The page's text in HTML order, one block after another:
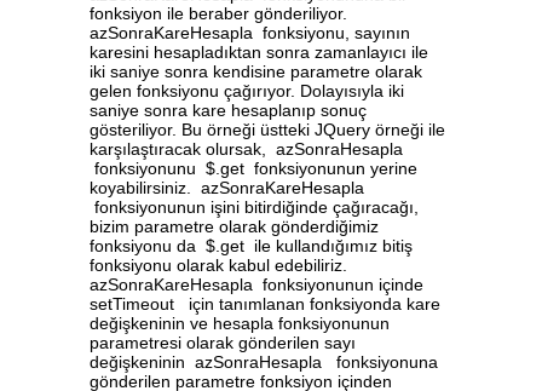
fonksiyon ile beraber gönderiliyor.
azSonraKareHesapla fonksiyonu, sayının
karesini hesapladıktan sonra zamanlayıcı ile
iki saniye sonra kendisine parametre olarak
gelen fonksiyonu çağırıyor. Dolayısıyla iki
saniye sonra kare hesaplanıp sonuç
gösteriliyor. Bu örneği üstteki JQuery örneği ile
karşılaştıracak olursak, azSonraHesapla
fonksiyonunu $.get fonksiyonunun yerine
koyabilirsiniz. azSonraKareHesapla
fonksiyonunun işini bitirdiğinde çağıracağı,
bizim parametre olarak gönderdiğimiz
fonksiyonu da $.get ile kullandığımız bitiş
fonksiyonu olarak kabul edebiliriz.
azSonraKareHesapla fonksiyonunun içinde
setTimeout için tanımlanan fonksiyonda kare
değişkeninin ve hesapla fonksiyonunun
parametresi olarak gönderilen sayı
değişkeninin azSonraHesapla fonksiyonuna
gönderilen parametre fonksiyon içinden